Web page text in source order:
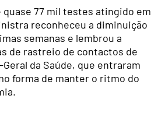
quase 77 mil testes atingido em
reconheceu a diminuição
semanas e lembrou a
de rastreio de contactos de
da Saúde, que entraram
forma de manter o ritmo do